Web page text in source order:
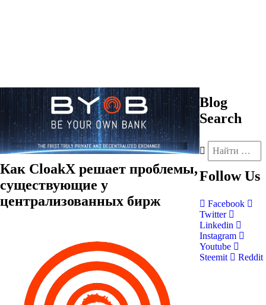
Как CloakX решает проблемы,
существующие у
централизованных бирж
Blog
Search
Follow Us
Facebook
Twitter
Linkedin
Instagram
Youtube
Steemit
Reddit